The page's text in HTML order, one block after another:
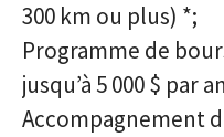
300 km ou plus) *;
Programme de
jusqu’à 5 000 $ par
Accompagnement